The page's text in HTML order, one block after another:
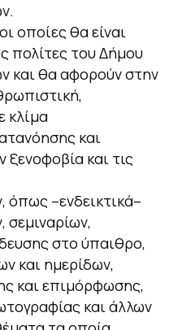
οποίες θα είναι
πολίτες του Δήμου
και θα αφορούν στην
κλίμα
και
ξενοφοβία και τις
–ενδεικτικά–
στο ύπαιθρο,
και ημερίδων,
και επιμόρφωσης,
και άλλων